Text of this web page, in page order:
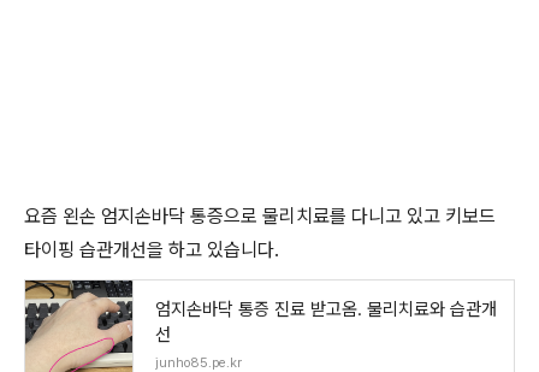
요즘 왼손 엄지손바닥 통증으로 물리치료를 다니고 있고 키보드
타이핑 습관개선을 하고 있습니다.
엄지손바닥 통증 진료 받고옴. 물리치료와 습관개
선
junho85.pe.kr